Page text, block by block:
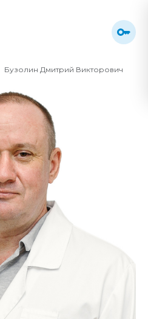
Бузолин Дмитрий Викторович